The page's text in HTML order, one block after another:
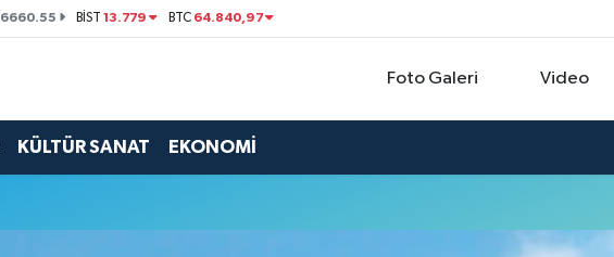
6660.55 BİST13.779 BTC 64.840,97
Foto Galeri Video
KÜLTÜR SANAT EKONOMİ